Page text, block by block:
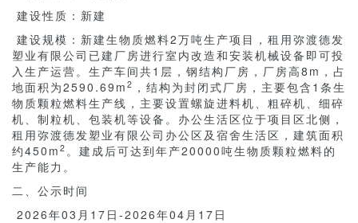
建设性质：新建
建设规模：新建生物质燃料2万吨生产项目，租用弥渡德发
塑业有限公司已建厂房进行室内改造和安装机械设备即可投
入生产运营。生产车间共1层，钢结构厂房，厂房高8m，占
地面积为2590.69m 2 ，结构为封闭式厂房，主要包含1条生
物质颗粒燃料生产线，主要设置螺旋进料机、粗碎机、细碎
机、制粒机、包装机等设备。办公生活区位于项目区北侧，
租用弥渡德发塑业有限公司办公区及宿舍生活区，建筑面积
约450m 2 。建成后可达到年产20000吨生物质颗粒燃料的
生产能力。
二、公示时间
2026年03月17日-2026年04月17日